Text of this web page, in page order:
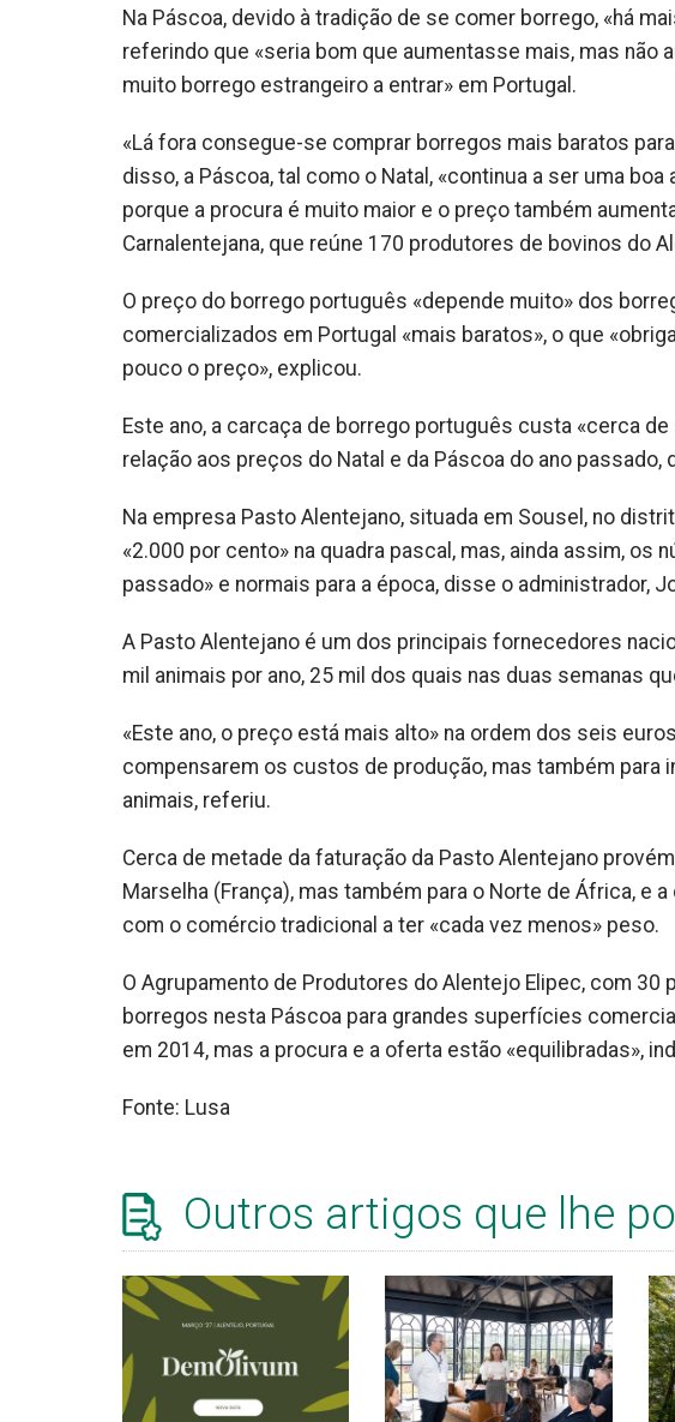
Na Páscoa, devido à tradição de se comer borrego, «há
referindo que «seria bom que aumentasse mais, mas não
muito borrego estrangeiro a entrar» em Portugal.
«Lá fora consegue-se comprar borregos mais baratos
disso, a Páscoa, tal como o Natal, «continua a ser uma
porque a procura é muito maior e o preço também
Carnalentejana, que reúne 170 produtores de bovinos do
O preço do borrego português «depende muito» dos
comercializados em Portugal «mais baratos», o que
pouco o preço», explicou.
Este ano, a carcaça de borrego português custa «cerca
relação aos preços do Natal e da Páscoa do ano
Na empresa Pasto Alentejano, situada em Sousel, no
«2.000 por cento» na quadra pascal, mas, ainda assim, os
passado» e normais para a época, disse o administrador,
A Pasto Alentejano é um dos principais fornecedores
mil animais por ano, 25 mil dos quais nas duas semanas
«Este ano, o preço está mais alto» na ordem dos seis
compensarem os custos de produção, mas também para
animais, referiu.
Cerca de metade da faturação da Pasto Alentejano
Marselha (França), mas também para o Norte de África, e
com o comércio tradicional a ter «cada vez menos» peso.
O Agrupamento de Produtores do Alentejo Elipec, com
borregos nesta Páscoa para grandes superfícies
em 2014, mas a procura e a oferta estão «equilibradas»,
Fonte: Lusa
Outros artigos que lhe